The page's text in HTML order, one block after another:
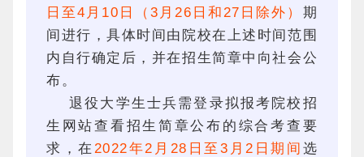
日至4月10日（3月26日和27日除外） 期
间进行，具体时间由院校在上述时间范围
内自行确定后，并在招生简章中向社会公
布。
退役大学生士兵需登录拟报考院校招
生网站查看招生简章公布的综合考查要
求，在 2022年2月28日至3月2日期间 选